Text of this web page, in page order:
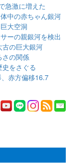
急激に増えた
中の赤ちゃん銀河
大空洞
ーの親銀河を検出
の巨大銀河
さの関係
史をさぐる
赤方偏移16.7